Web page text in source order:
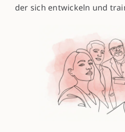
der sich entwickeln und